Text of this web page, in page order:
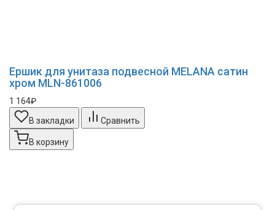
Ершик для унитаза подвесной MELANA сатин
хром MLN-861006
1 164₽
В закладки
Сравнить
В корзину